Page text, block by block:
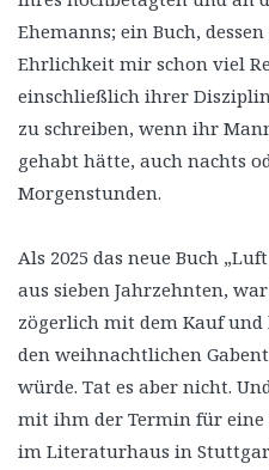
Ehemanns; ein Buch,
Ehrlichkeit mir schon viel
einschließlich ihrer
zu schreiben, wenn ihr
gehabt hätte, auch nachts
Morgenstunden.
Als 2025 das neue Buch
aus sieben Jahrzehnten,
zögerlich mit dem Kauf und
den weihnachtlichen
würde. Tat es aber nicht.
mit ihm der Termin für eine
im Literaturhaus in